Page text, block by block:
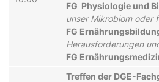
FG Phy­si­o­lo­gie und
unser Mikrobiom oder
FG
Herausforderungen
FG
Treffen der DGE-